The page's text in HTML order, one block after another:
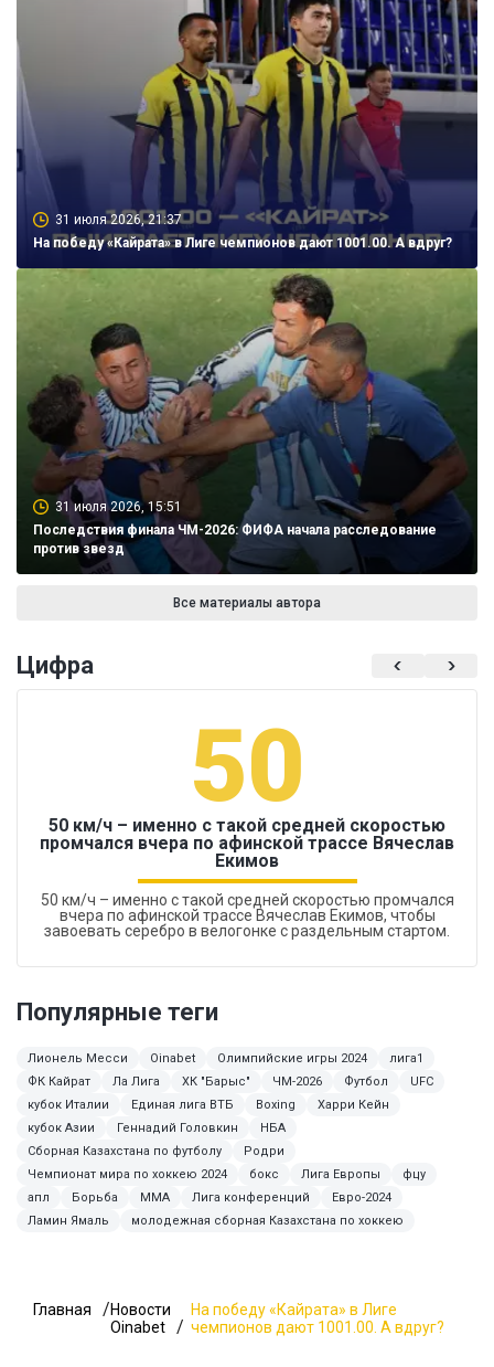
31 июля 2026, 21:37
На победу «Кайрата» в Лиге чемпионов дают 1001.00. А вдруг?
31 июля 2026, 15:51
Последствия финала ЧМ-2026: ФИФА начала расследование
против звезд
Все материалы автора
Цифра
50
50 км/ч – именно с такой средней скоростью
промчался вчера по афинской трассе Вячеслав
Екимов
50 км/ч – именно с такой средней скоростью промчался
вчера по афинской трассе Вячеслав Екимов, чтобы
завоевать серебро в велогонке с раздельным стартом.
Популярные теги
Лионель Месси Oinabet Олимпийские игры 2024
лига1
ФК Кайрат
Ла Лига ХК "Барыс" ЧМ-2026 Футбол
UFC
кубок Италии
Единая лига ВТБ Boxing
Харри Кейн
кубок Азии
Геннадий Головкин
НБА
Сборная Казахстана по футболу
Родри
Чемпионат мира по хоккею 2024
бокс Лига Европы
фцу
апл
Борьба ММА Лига конференций
Евро-2024
Ламин Ямаль
молодежная сборная Казахстана по хоккею
Главная
Новости
Oinabet
На победу «Кайрата» в Лиге
чемпионов дают 1001.00. А вдруг?